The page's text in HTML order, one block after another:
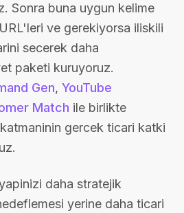
Sonra buna uygun kelime
ve gerekiyorsa iliskili
secerek daha
paketi kuruyoruz.
Gen, YouTube
Match ile birlikte
gercek ticari katki
daha stratejik
yerine daha ticari